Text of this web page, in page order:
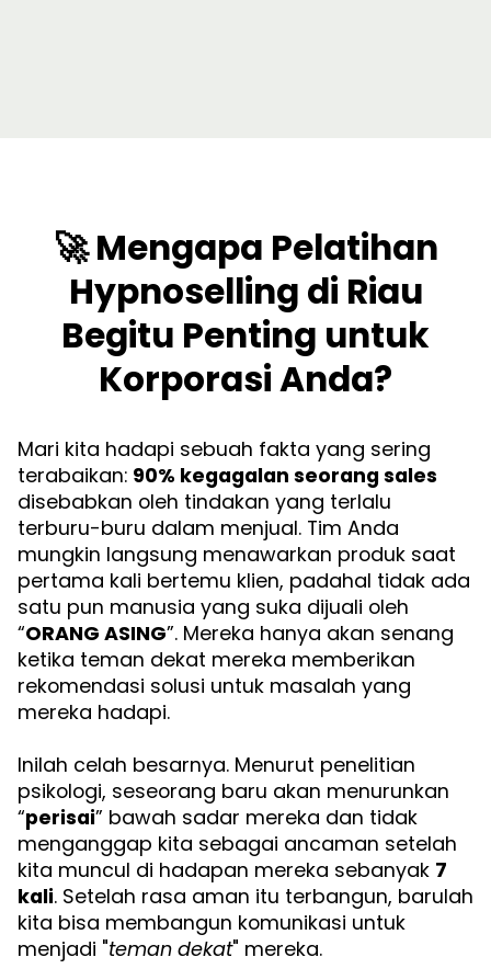
🚀 Mengapa Pelatihan
Hypnoselling di Riau
Begitu Penting untuk
Korporasi Anda?
Mari kita hadapi sebuah fakta yang sering
terabaikan: 90% kegagalan seorang sales
disebabkan oleh tindakan yang terlalu
terburu-buru dalam menjual. Tim Anda
mungkin langsung menawarkan produk saat
pertama kali bertemu klien, padahal tidak ada
satu pun manusia yang suka dijuali oleh
“ORANG ASING”. Mereka hanya akan senang
ketika teman dekat mereka memberikan
rekomendasi solusi untuk masalah yang
mereka hadapi.
Inilah celah besarnya. Menurut penelitian
psikologi, seseorang baru akan menurunkan
“perisai” bawah sadar mereka dan tidak
menganggap kita sebagai ancaman setelah
kita muncul di hadapan mereka sebanyak 7
kali. Setelah rasa aman itu terbangun, barulah
kita bisa membangun komunikasi untuk
menjadi "teman dekat" mereka.